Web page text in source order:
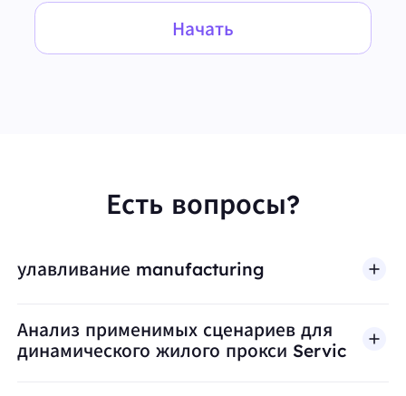
Начать
Есть вопросы?
улавливание manufacturing
Анализ применимых сценариев для
динамического жилого прокси Servic